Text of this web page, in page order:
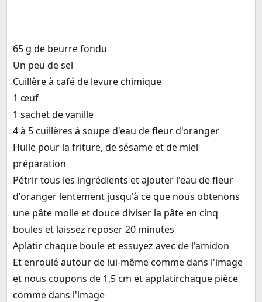
65 g de beurre fondu
Un peu de sel
Cuillère à café de levure chimique
1 œuf
1 sachet de vanille
4 à 5 cuillères à soupe d'eau de fleur d'oranger
Huile pour la friture, de sésame et de miel
préparation
Pétrir tous les ingrédients et ajouter l'eau de fleur
d'oranger lentement jusqu'à ce que nous obtenons
une pâte molle et douce diviser la pâte en cinq
boules et laissez reposer 20 minutes
Aplatir chaque boule et essuyez avec de l'amidon
Et enroulé autour de lui-même comme dans l'image
et nous coupons de 1,5 cm et applatirchaque pièce
comme dans l'image